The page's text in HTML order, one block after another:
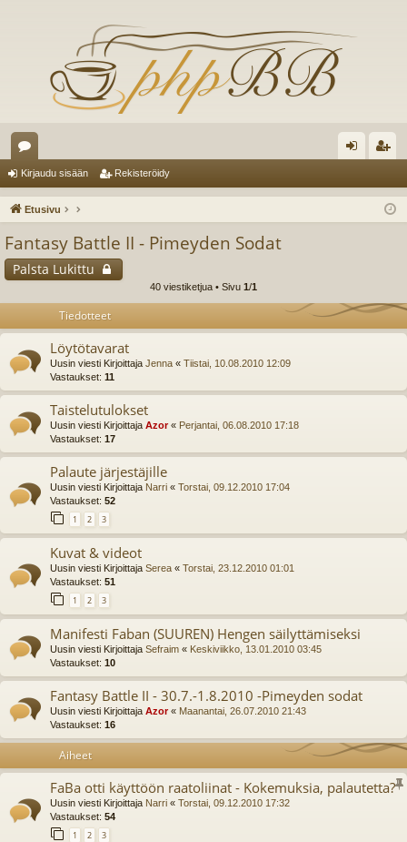
es
ku
ua
ee
au
än
ist
Kirjaudu sisään Rekisteröidy
Etusivu
Fantasy Battle II - Pimeyden Sodat
Palsta Lukittu
40 viestiketjua • Sivu 1/1
Tiedotteet
Löytötavarat
Uusin viesti Kirjoittaja Jenna « Tiistai, 10.08.2010 12:09
Vastaukset: 11
Taistelutulokset
Uusin viesti Kirjoittaja Azor« Perjantai, 06.08.2010 17:18
Vastaukset: 17
Palaute järjestäjille
Uusin viesti Kirjoittaja Narri « Torstai, 09.12.2010 17:04
Vastaukset: 52
1 2 3
Kuvat & videot
Uusin viesti Kirjoittaja Serea « Torstai, 23.12.2010 01:01
Vastaukset: 51
1 2 3
Manifesti Faban (SUUREN) Hengen säilyttämiseksi
Uusin viesti Kirjoittaja Sefraim « Keskiviikko, 13.01.2010 03:45
Vastaukset: 10
Fantasy Battle II - 30.7.-1.8.2010 -Pimeyden sodat
Uusin viesti Kirjoittaja Azor« Maanantai, 26.07.2010 21:43
Vastaukset: 16
Aiheet
FaBa otti käyttöön raatoliinat - Kokemuksia, palautetta?
Uusin viesti Kirjoittaja Narri « Torstai, 09.12.2010 17:32
Vastaukset: 54
1 2 3